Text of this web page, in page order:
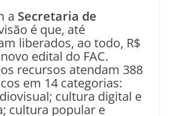
a Secretaria de
é que, até
liberados, ao todo, R$
edital do FAC.
recursos atendam 388
em 14 categorias:
cultura digital e
cultura popular e